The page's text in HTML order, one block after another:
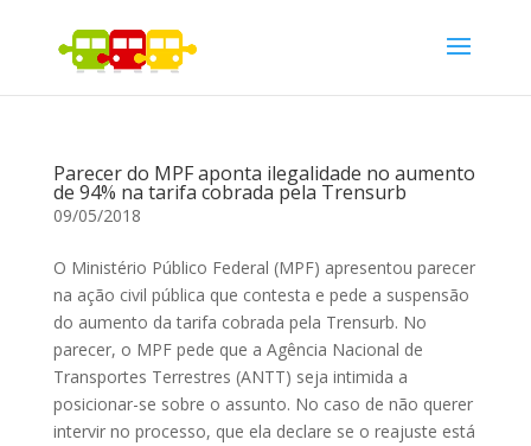
Parecer do MPF aponta ilegalidade no aumento
de 94% na tarifa cobrada pela Trensurb
09/05/2018
O Ministério Público Federal (MPF) apresentou parecer
na ação civil pública que contesta e pede a suspensão
do aumento da tarifa cobrada pela Trensurb. No
parecer, o MPF pede que a Agência Nacional de
Transportes Terrestres (ANTT) seja intimida a
posicionar-se sobre o assunto. No caso de não querer
intervir no processo, que ela declare se o reajuste está